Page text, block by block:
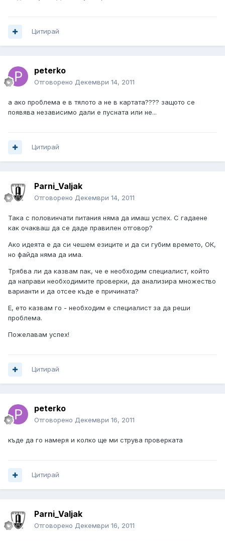
Цитирай
peterko
Отговорено Декември 14, 2011
а ако проблема е в тялото а не в картата???? защото се
появява независимо дали е пусната или не...
Цитирай
Parni_Valjak
Отговорено Декември 14, 2011
Така с половинчати питания няма да имаш успех. С гадаене
как очакваш да се даде правилен отговор?
Ако идеята е да си чешем езиците и да си губим времето, ОК,
но файда няма да има.
Трябва ли да казвам пак, че е необходим специалист, който
да направи необходимите проверки, да анализира множество
варианти и да отсее къде е причината?
Е, ето казвам го - необходим е специалист за да реши
проблема.
Пожелавам успех!
Цитирай
peterko
Отговорено Декември 16, 2011
къде да го намеря и колко ще ми струва проверката
Цитирай
Parni_Valjak
Отговорено Декември 16, 2011